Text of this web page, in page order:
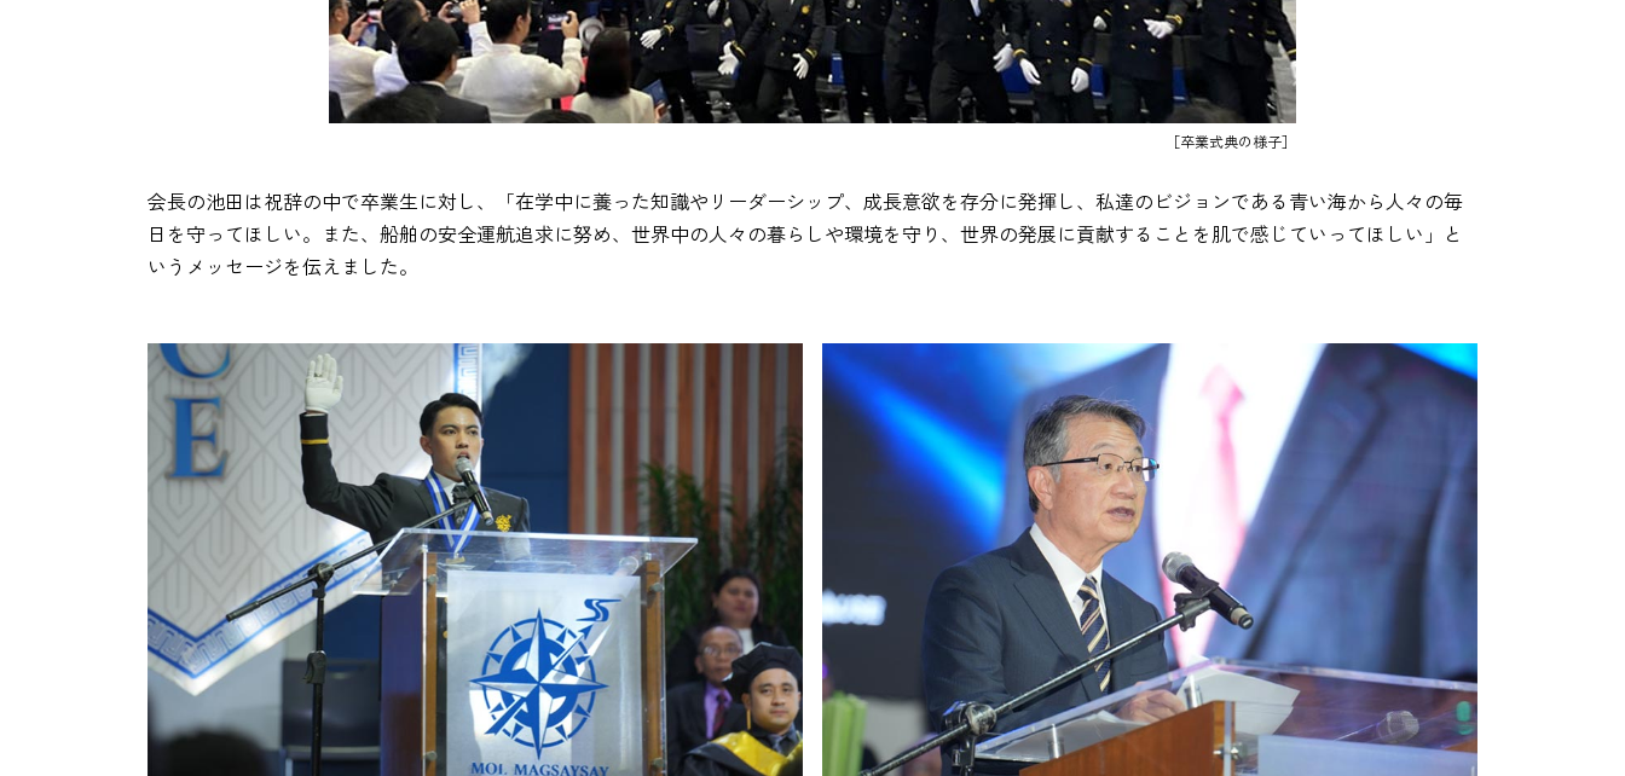
［卒業式典の様子］
会長の池田は祝辞の中で卒業生に対し、「在学中に養った知識やリーダーシップ、成長意欲を存分に発揮し、私達のビジョンである青い海から人々の毎
日を守ってほしい。また、船舶の安全運航追求に努め、世界中の人々の暮らしや環境を守り、世界の発展に貢献することを肌で感じていってほしい」と
いうメッセージを伝えました。